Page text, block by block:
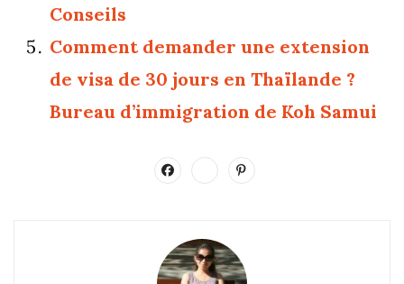
Conseils
Comment demander une extension
de visa de 30 jours en Thaïlande ?
Bureau d’immigration de Koh Samui